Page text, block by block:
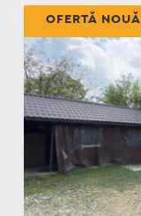
OFERTĂ NOUĂ